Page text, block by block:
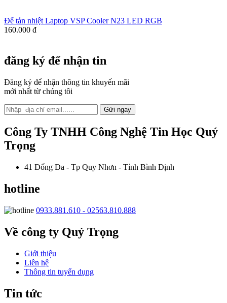
Đế tản nhiệt Laptop VSP Cooler N23 LED RGB
160.000 đ
đăng ký để nhận tin
Đăng ký để nhận thông tin khuyến mãi
mới nhất từ chúng tôi
Gửi ngay
Công Ty TNHH Công Nghệ Tin Học Quý
Trọng
41 Đống Đa - Tp Quy Nhơn - Tỉnh Bình Định
hotline
0933.881.610 - 02563.810.888
Về công ty Quý Trọng
Giới thiệu
Liên hệ
Thông tin tuyển dụng
Tin tức